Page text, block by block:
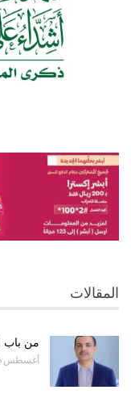
المقالات
من باب
أغسطس 6, 2026